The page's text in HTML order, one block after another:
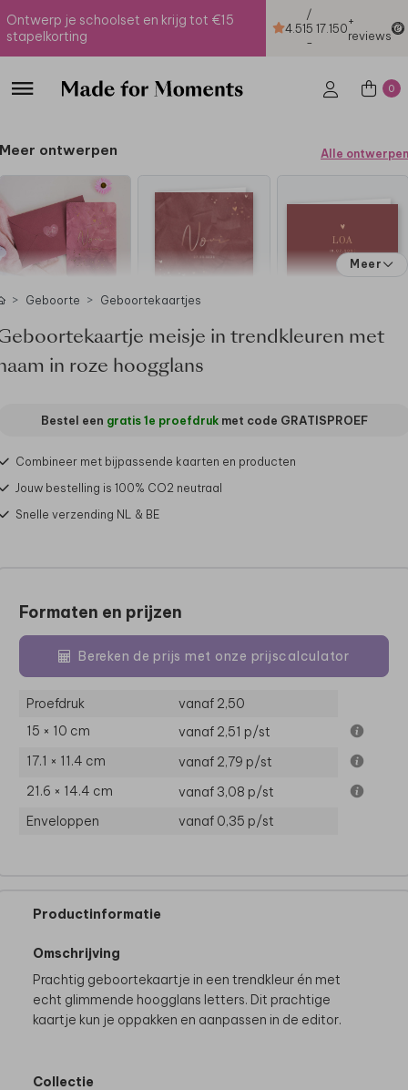
Ontwerp je schoolset en krijg tot €15
stapelkorting
4.51
/
5
-
17.150+
reviews
0
Meer ontwerpen Alle ontwerpen
Meer
Geboorte Geboortekaartjes
meisje in trendkleuren met
in roze hoogglans
Bestel een gratis 1e proefdrukmet code GRATISPROEF
Combineer met bijpassende kaarten en producten
Jouw bestelling is 100% CO2 neutraal
Snelle verzending NL & BE
Formaten en prijzen
Bereken de prijs met onze prijscalculator
Proefdruk
vanaf 2,50
15 × 10 cm
vanaf 2,51 p/st
17.1 × 11.4 cm
vanaf 2,79 p/st
21.6 × 14.4 cm
vanaf 3,08 p/st
Enveloppen
vanaf 0,35 p/st
Productinformatie
Omschrijving
Prachtig geboortekaartje in een trendkleur én met
echt glimmende hoogglans letters. Dit prachtige
kaartje kun je oppakken en aanpassen in de editor.
Collectie